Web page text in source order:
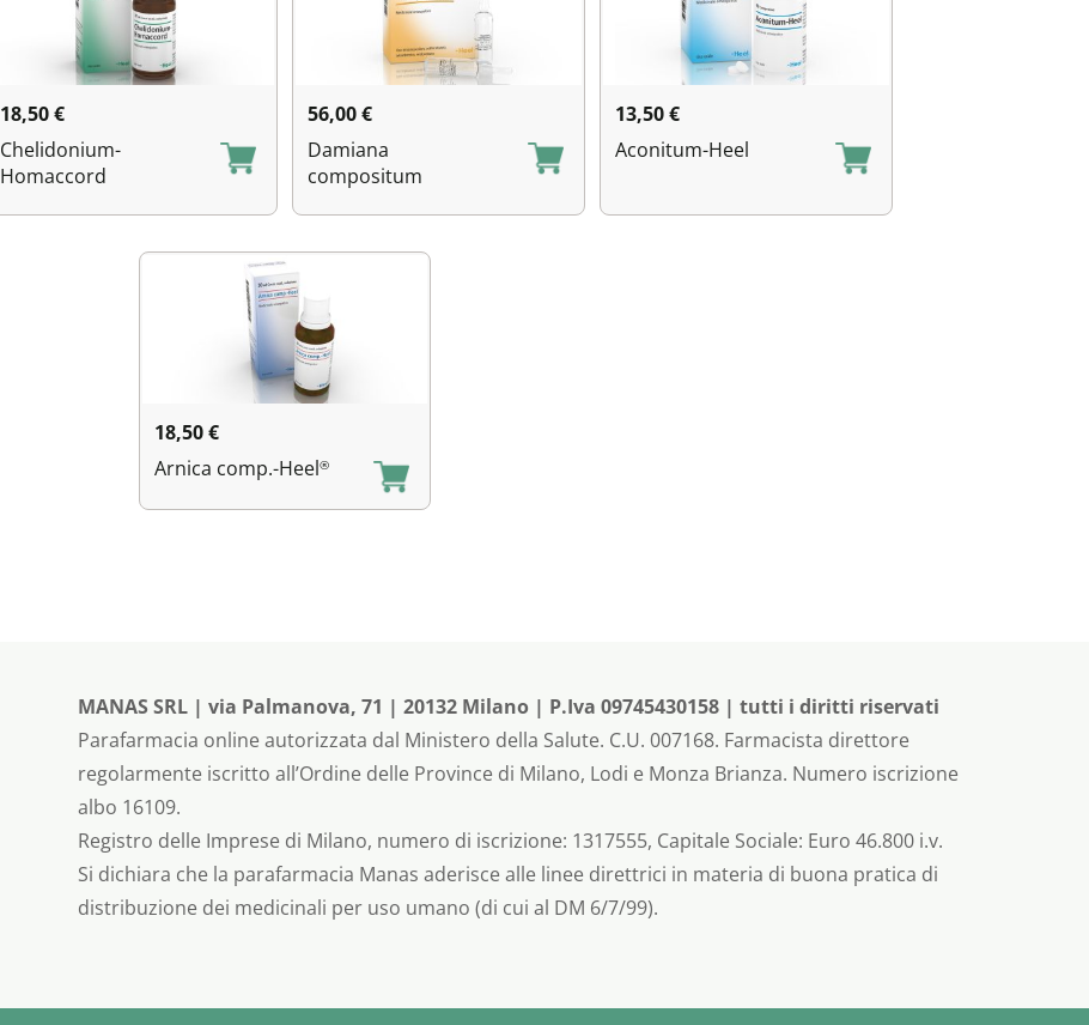
18,50€
Chelidonium-
Homaccord
56,00€
Damiana
compositum
13,50€
Aconitum-Heel
18,50€
Arnica comp.-Heel®
MANAS SRL | via Palmanova, 71 | 20132 Milano | P.Iva 09745430158 | tutti i diritti riservati
Parafarmacia online autorizzata dal Ministero della Salute. C.U. 007168. Farmacista direttore
regolarmente iscritto all’Ordine delle Province di Milano, Lodi e Monza Brianza. Numero iscrizione
albo 16109.
Registro delle Imprese di Milano, numero di iscrizione: 1317555, Capitale Sociale: Euro 46.800 i.v.
Si dichiara che la parafarmacia Manas aderisce alle linee direttrici in materia di buona pratica di
distribuzione dei medicinali per uso umano (di cui al DM 6/7/99).